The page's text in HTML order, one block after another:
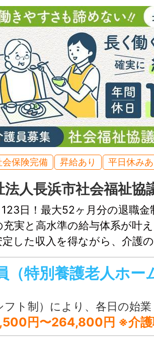
会保険完備 昇給あり 平日休み
法人長浜市社会福祉協
123日！最大52ヶ月分の退職
充実と高水準の給与体系が叶
した収入を得ながら、介護
ですよ♪
（特別養護老人ホー
各日の始業・終業時刻および休憩時間を設定します。 ①08:30～17:15
※介護職員としての実務経験等を考慮し決定します。 ＜内訳＞ 基本給：160,000円〜196,300円 処遇改善手当：3,000円〜